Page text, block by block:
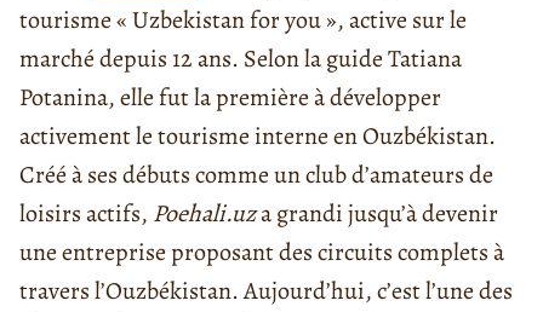
tourisme « Uzbekistan for you », active sur le
marché depuis 12 ans. Selon la guide Tatiana
Potanina, elle fut la première à développer
activement le tourisme interne en Ouzbékistan.
Créé à ses débuts comme un club d’amateurs de
loisirs actifs, Poehali.uza grandi jusqu’à devenir
une entreprise proposant des circuits complets à
travers l’Ouzbékistan. Aujourd’hui, c’est l’une des